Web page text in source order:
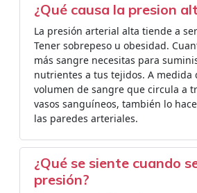
¿Qué causa la presion
La presión arterial alta tiende a
Tener sobrepeso u obesidad.
más sangre necesitas para
nutrientes a tus tejidos. A medida
volumen de sangre que circula a
vasos sanguíneos, también lo
las paredes arteriales.
¿Qué se siente cuando
presión?